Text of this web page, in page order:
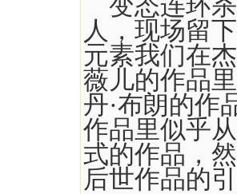
变态连环杀
人，现场留
元素我们在
薇儿的作品
丹·布朗的
作品里似乎
式的作品，
后世作品的